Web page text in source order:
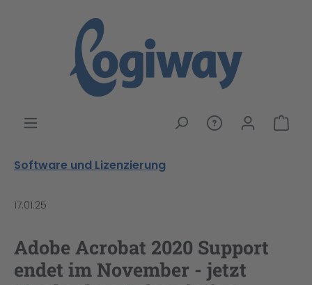
Software und Lizenzierung
17.01.25
Adobe Acrobat 2020 Support
endet im November - jetzt